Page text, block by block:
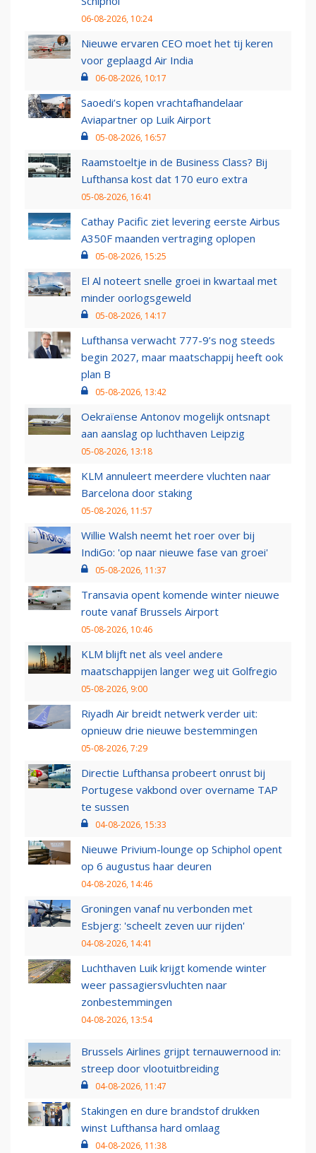
06-08-2026, 10:24
Nieuwe ervaren CEO moet het tij keren
voor geplaagd Air India
06-08-2026, 10:17
Saoedi’s kopen vrachtafhandelaar
Aviapartner op Luik Airport
05-08-2026, 16:57
Raamstoeltje in de Business Class? Bij
Lufthansa kost dat 170 euro extra
05-08-2026, 16:41
Cathay Pacific ziet levering eerste Airbus
A350F maanden vertraging oplopen
05-08-2026, 15:25
El Al noteert snelle groei in kwartaal met
minder oorlogsgeweld
05-08-2026, 14:17
Lufthansa verwacht 777-9’s nog steeds
begin 2027, maar maatschappij heeft ook
plan B
05-08-2026, 13:42
Oekraïense Antonov mogelijk ontsnapt
aan aanslag op luchthaven Leipzig
05-08-2026, 13:18
KLM annuleert meerdere vluchten naar
Barcelona door staking
05-08-2026, 11:57
Willie Walsh neemt het roer over bij
IndiGo: 'op naar nieuwe fase van groei'
05-08-2026, 11:37
Transavia opent komende winter nieuwe
route vanaf Brussels Airport
05-08-2026, 10:46
KLM blijft net als veel andere
maatschappijen langer weg uit Golfregio
05-08-2026, 9:00
Riyadh Air breidt netwerk verder uit:
opnieuw drie nieuwe bestemmingen
05-08-2026, 7:29
Directie Lufthansa probeert onrust bij
Portugese vakbond over overname TAP
te sussen
04-08-2026, 15:33
Nieuwe Privium-lounge op Schiphol opent
op 6 augustus haar deuren
04-08-2026, 14:46
Groningen vanaf nu verbonden met
Esbjerg: 'scheelt zeven uur rijden'
04-08-2026, 14:41
Luchthaven Luik krijgt komende winter
weer passagiersvluchten naar
zonbestemmingen
04-08-2026, 13:54
Brussels Airlines grijpt ternauwernood in:
streep door vlootuitbreiding
04-08-2026, 11:47
Stakingen en dure brandstof drukken
winst Lufthansa hard omlaag
04-08-2026, 11:38